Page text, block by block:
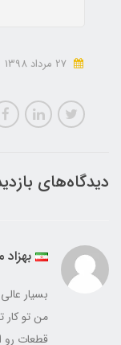
دیدگاه‌های
بسیار عالی
من تو کار
قطعات رو